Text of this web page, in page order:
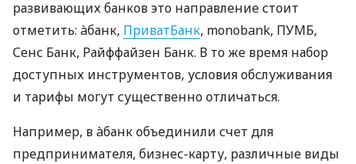
развивающих банков это направление стоит
отметить: àбанк, ПриватБанк, monobank, ПУМБ,
Сенс Банк, Райффайзен Банк. В то же время набор
доступных инструментов, условия обслуживания
и тарифы могут существенно отличаться.
Например, в àбанк объединили счет для
предпринимателя, бизнес-карту, различные виды